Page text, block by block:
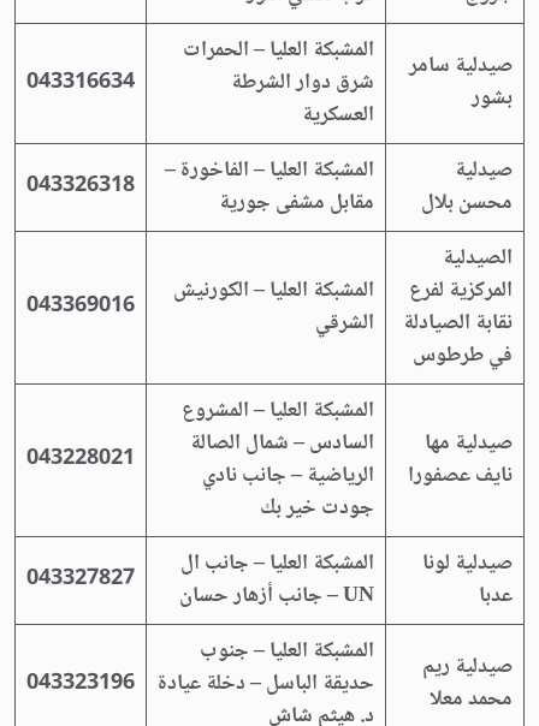
صيدلية سامر
بشور
المشبكة العليا – الحمرات
شرق دوار الشرطة
العسكرية
043316634
صيدلية
محسن بلال
المشبكة العليا – الفاخورة –
مقابل مشفى جورية
043326318
الصيدلية
المركزية لفرع
نقابة الصيادلة
في طرطوس
المشبكة العليا – الكورنيش
الشرقي
043369016
صيدلية مها
نايف عصفورا
المشبكة العليا – المشروع
السادس – شمال الصالة
الرياضية – جانب نادي
جودت خير بك
043228021
صيدلية لونا
عدبا
المشبكة العليا – جانب ال
UN – جانب أزهار حسان
043327827
صيدلية ريم
محمد معلا
المشبكة العليا – جنوب
حديقة الباسل – دخلة عيادة
د. هيثم شاش
043323196